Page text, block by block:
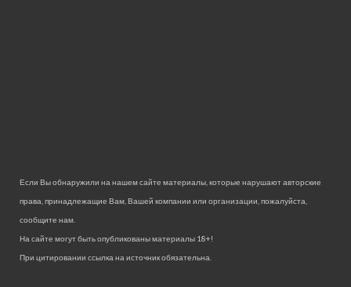
Если Вы обнаружили на нашем сайте материалы, которые нарушают авторские
права, принадлежащие Вам, Вашей компании или организации, пожалуйста,
сообщите нам.
На сайте могут быть опубликованы материалы 18+!
При цитировании ссылка на источник обязательна.